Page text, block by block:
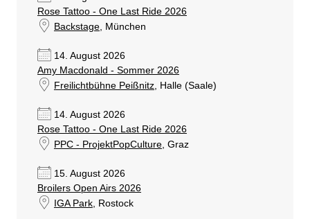
Rose Tattoo - One Last Ride 2026
Backstage, München
14. August 2026
Amy Macdonald - Sommer 2026
Freilichtbühne Peißnitz, Halle (Saale)
14. August 2026
Rose Tattoo - One Last Ride 2026
PPC - ProjektPopCulture, Graz
15. August 2026
Broilers Open Airs 2026
IGA Park, Rostock